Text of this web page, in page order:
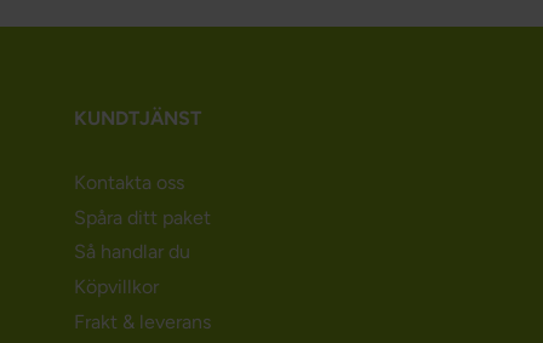
KUNDTJÄNST
Kontakta oss
Spåra ditt paket
Så handlar du
Köpvillkor
Frakt & leverans